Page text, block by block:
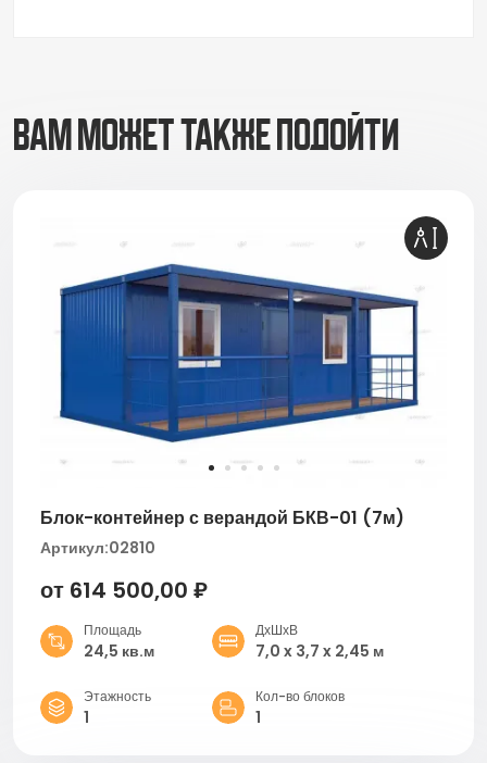
ВАМ МОЖЕТ ТАКЖЕ ПОДОЙТИ
Блок-контейнер с верандой БКВ-01 (7м)
Артикул:02810
от 614 500,00 ₽
Площадь
24,5 кв.м
ДхШхВ
7,0 x 3,7 x 2,45 м
Этажность
1
Кол-во блоков
1